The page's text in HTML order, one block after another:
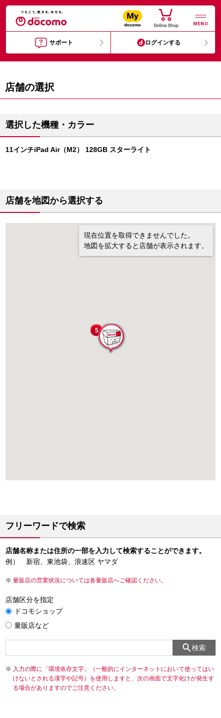
MENU
サポート ログインする
店舗の選択
選択した機種・カラー
11インチiPad Air（M2） 128GB スターライト
店舗を地図から選択する
現在位置を取得できませんでした。
地図を拡大すると店舗が表示されます。
フリーワードで検索
店舗名称または住所の一部を入力して検索することができます。
例） 新宿、東池袋、浪速区 ヤマダ
量販店の営業状況については各量販店へご確認ください。
店舗区分を指定
ドコモショップ
量販店など
検索
入力の際に「環境依存文字」（一般的にインターネットにおいて使ってはい
けないとされる漢字や記号）を使用しますと、次の画面で文字化けが発生す
る場合がありますのでご注意ください。